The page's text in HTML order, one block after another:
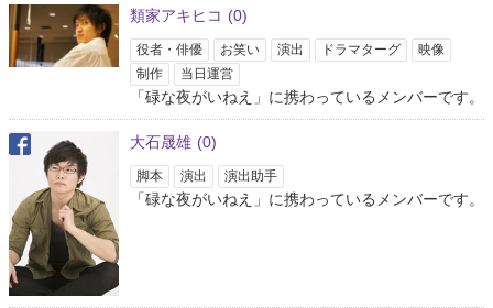
利佳
@zooo_179
みさくぼ『碌な夜がいねえ』 全公演、無事に終演致しました。 川上夕を演
じました。 側から見たら ただの迷惑な酔っ払いだったけど、 私にとって
は、 ゆうは愛くるしいやつでした。 見にきてくださった方、 応援してくだ
高見駿
@Shun2864
みさくぼ 第一回 歩く人々 『碌な夜がいねえ』 昨日、千秋楽終わりました！
たくさんのご来場、ご感想誠にありがとうございました！！！ 併せて関係者
の皆様、ありがとうございました！！！ 江古田元気役でした。 無事に旗揚
類家アキヒコ (0)
役者・俳優 お笑い 演出 ドラマターグ
映像
制作
当日運営
「碌な夜がいねえ」に携わっているメンバーです。
大石晟雄 (0)
脚本 演出 演出助手
「碌な夜がいねえ」に携わっているメンバーです。